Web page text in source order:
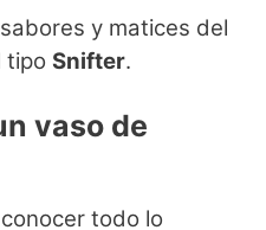
y matices del
tipo Snifter.
vaso de
todo lo